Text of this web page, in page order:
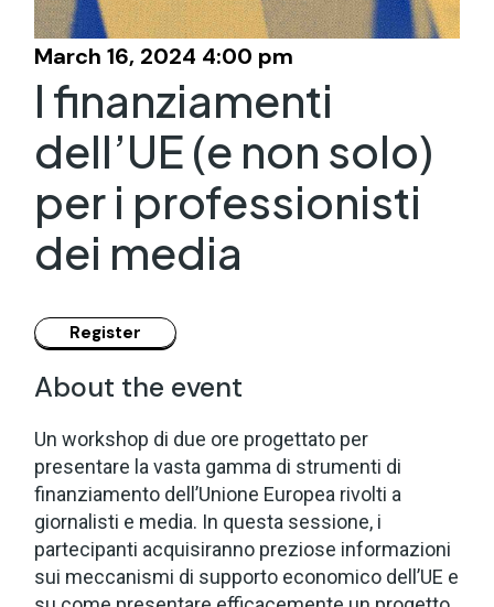
March 16, 2024 4:00 pm
I finanziamenti
dell’UE (e non solo)
per i professionisti
dei media
About the event
Un workshop di due ore progettato per
presentare la vasta gamma di strumenti di
finanziamento dell’Unione Europea rivolti a
giornalisti e media. In questa sessione, i
partecipanti acquisiranno preziose informazioni
sui meccanismi di supporto economico dell’UE e